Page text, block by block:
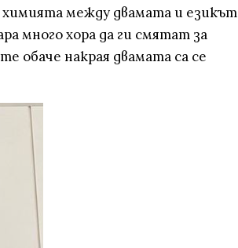
между двамата и езикът
много хора да ги смятат за
обаче накрая двамата са се